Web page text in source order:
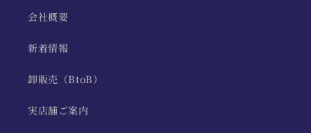
会社概要
新着情報
卸販売（BtoB）
実店舗ご案内